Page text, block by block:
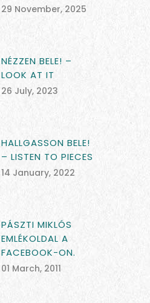
29 November, 2025
NÉZZEN BELE! –
LOOK AT IT
26 July, 2023
HALLGASSON BELE!
– LISTEN TO PIECES
14 January, 2022
PÁSZTI MIKLÓS
EMLÉKOLDAL A
FACEBOOK-ON.
01 March, 2011